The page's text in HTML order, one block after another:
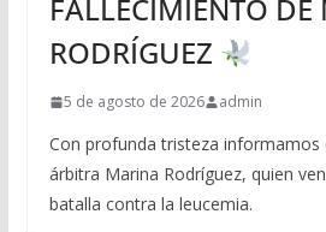
FALLECIMIENTO
RODRÍGUEZ
5 de agosto de 2026 admin
Con profunda tristeza informamos
árbitra Marina Rodríguez, quien
batalla contra la leucemia.